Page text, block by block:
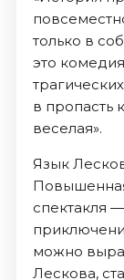
только в
это
в пропасть
веселая».
Язык
спектакля
можно
Лескова,